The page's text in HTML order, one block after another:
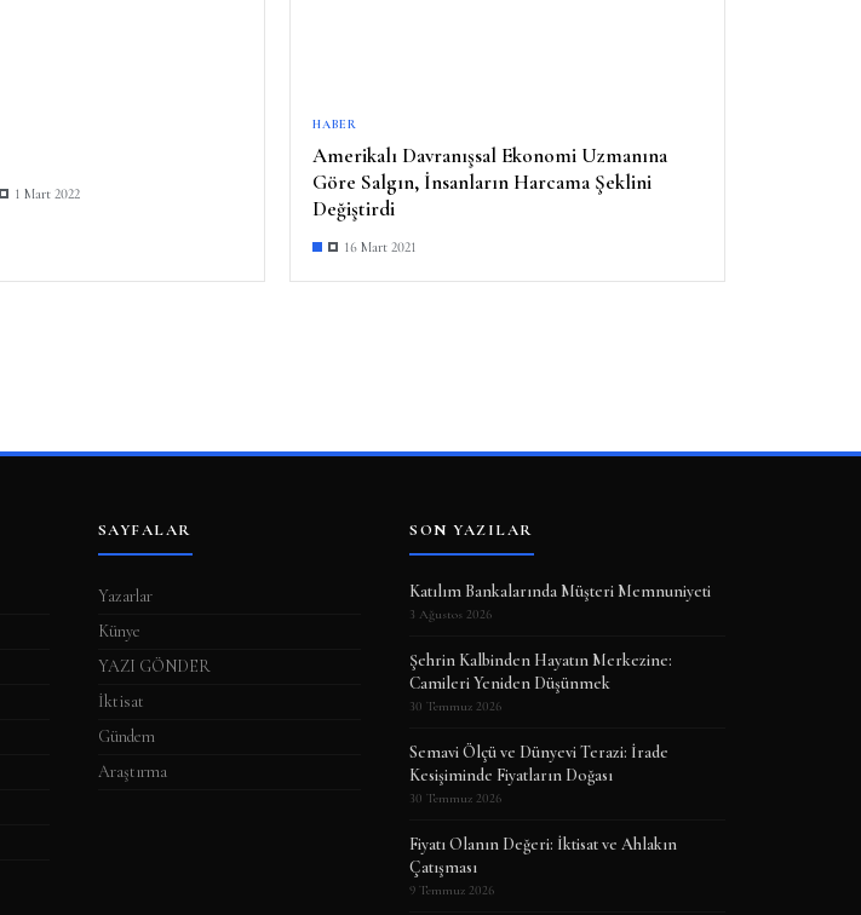
1 Mart 2022
HABER
Amerikalı Davranışsal Ekonomi Uzmanına
Göre Salgın, İnsanların Harcama Şeklini
Değiştirdi
16 Mart 2021
SAYFALAR
Yazarlar
Künye
YAZI GÖNDER
İktisat
Gündem
Araştırma
SON YAZILAR
Katılım Bankalarında Müşteri Memnuniyeti
3 Ağustos 2026
Şehrin Kalbinden Hayatın Merkezine:
Camileri Yeniden Düşünmek
30 Temmuz 2026
Semavi Ölçü ve Dünyevi Terazi: İrade
Kesişiminde Fiyatların Doğası
30 Temmuz 2026
Fiyatı Olanın Değeri: İktisat ve Ahlakın
Çatışması
9 Temmuz 2026